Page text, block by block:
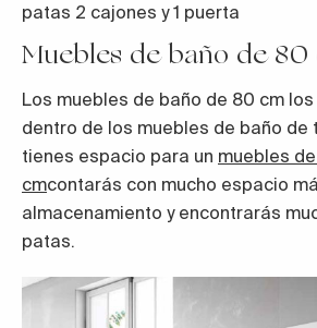
patas 2 cajones y 1 puerta
Muebles de baño de 80
Los muebles de baño de 80 cm
dentro de los muebles de baño de
tienes espacio para un muebles
cmcontarás con mucho espacio
almacenamiento y encontrarás
patas.